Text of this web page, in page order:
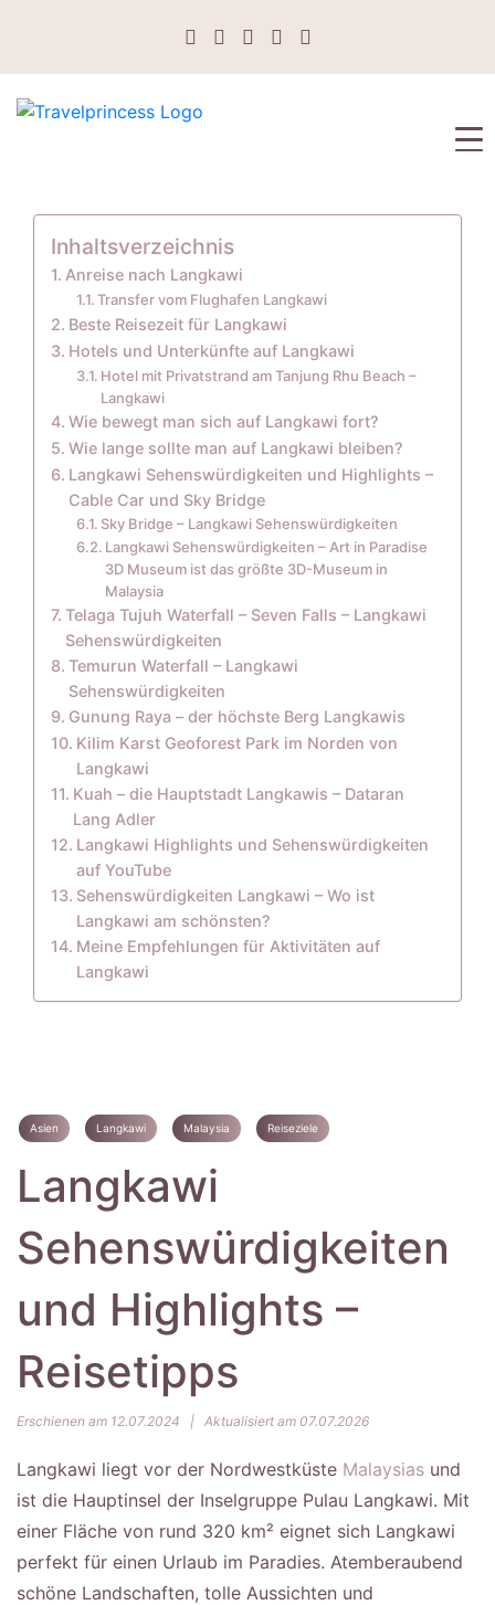
Inhaltsverzeichnis
Anreise nach Langkawi
Transfer vom Flughafen Langkawi
Beste Reisezeit für Langkawi
Hotels und Unterkünfte auf Langkawi
Hotel mit Privatstrand am Tanjung Rhu Beach –
Langkawi
Wie bewegt man sich auf Langkawi fort?
Wie lange sollte man auf Langkawi bleiben?
Langkawi Sehenswürdigkeiten und Highlights –
Cable Car und Sky Bridge
Sky Bridge – Langkawi Sehenswürdigkeiten
Langkawi Sehenswürdigkeiten – Art in Paradise
3D Museum ist das größte 3D-Museum in
Malaysia
Telaga Tujuh Waterfall – Seven Falls – Langkawi
Sehenswürdigkeiten
Temurun Waterfall – Langkawi
Sehenswürdigkeiten
Gunung Raya – der höchste Berg Langkawis
Kilim Karst Geoforest Park im Norden von
Langkawi
Kuah – die Hauptstadt Langkawis – Dataran
Lang Adler
Langkawi Highlights und Sehenswürdigkeiten
auf YouTube
Sehenswürdigkeiten Langkawi – Wo ist
Langkawi am schönsten?
Meine Empfehlungen für Aktivitäten auf
Langkawi
Asien Langkawi Malaysia Reiseziele
Langkawi
Sehenswürdigkeiten
und Highlights –
Reisetipps
Erschienen am 12.07.2024 | Aktualisiert am 07.07.2026
Langkawi liegt vor der Nordwestküste Malaysias und
ist die Hauptinsel der Inselgruppe Pulau Langkawi. Mit
einer Fläche von rund 320 km² eignet sich Langkawi
perfekt für einen Urlaub im Paradies. Atemberaubend
schöne Landschaften, tolle Aussichten und